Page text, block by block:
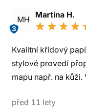
MH
3
Martina H.
Kvalitní křídový
stylové provedí
mapu např. na
před 11 lety